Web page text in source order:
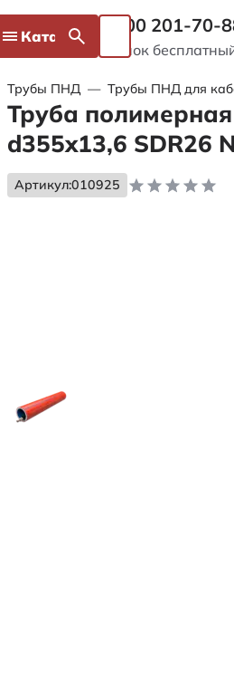
Каталог 8 800 201-70-
Звонок
Трубы ПНД — Трубы ПНД для
Труба
d355x13,6 SDR26
Артикул:010925